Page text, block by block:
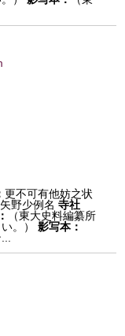
更不可有他妨之状
野少例名 寺社
（東大史料編纂所
。）
影写本：